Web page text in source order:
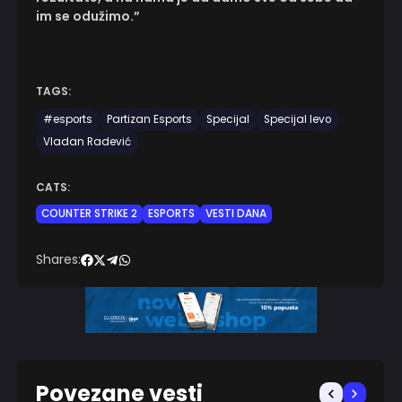
im se odužimo.”
TAGS:
#esports
Partizan Esports Specijal
Specijal levo
Vladan Radević
CATS:
COUNTER STRIKE 2
ESPORTS VESTI DANA
Shares:
Povezane vesti